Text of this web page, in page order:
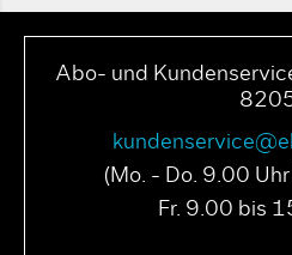
Abo- und
(Mo. - Do. 9.00
Fr. 9.00 bis